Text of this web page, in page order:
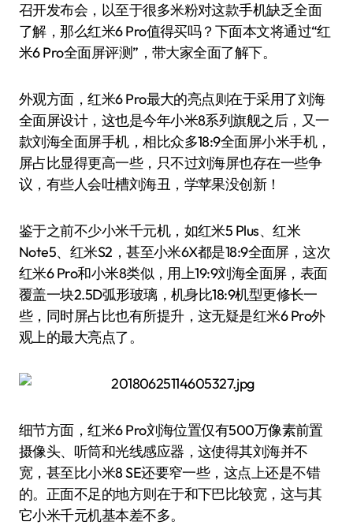
召开发布会，以至于很多米粉对这款手机缺乏全面
了解，那么红米6 Pro值得买吗？下面本文将通过“红
米6 Pro全面屏评测”，带大家全面了解下。
外观方面，红米6 Pro最大的亮点则在于采用了刘海
全面屏设计，这也是今年小米8系列旗舰之后，又一
款刘海全面屏手机，相比众多18:9全面屏小米手机，
屏占比显得更高一些，只不过刘海屏也存在一些争
议，有些人会吐槽刘海丑，学苹果没创新！
鉴于之前不少小米千元机，如红米5 Plus、红米
Note5、红米S2，甚至小米6X都是18:9全面屏，这次
红米6 Pro和小米8类似，用上19:9刘海全面屏，表面
覆盖一块2.5D弧形玻璃，机身比18:9机型更修长一
些，同时屏占比也有所提升，这无疑是红米6 Pro外
观上的最大亮点了。
细节方面，红米6 Pro刘海位置仅有500万像素前置
摄像头、听筒和光线感应器，这使得其刘海并不
宽，甚至比小米8 SE还要窄一些，这点上还是不错
的。正面不足的地方则在于和下巴比较宽，这与其
它小米千元机基本差不多。